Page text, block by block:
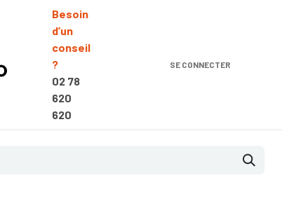
Besoin
d’un
conseil
?
02 78
620
620
SE CONNECTER